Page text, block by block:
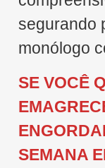
segurando
monólogo
SE VOCÊ
SEMANA